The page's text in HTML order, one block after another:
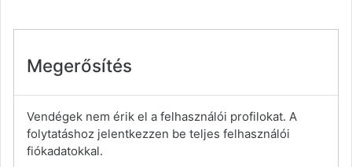
Megerősítés
Vendégek nem érik el a felhasználói profilokat. A
folytatáshoz jelentkezzen be teljes felhasználói
fiókadatokkal.